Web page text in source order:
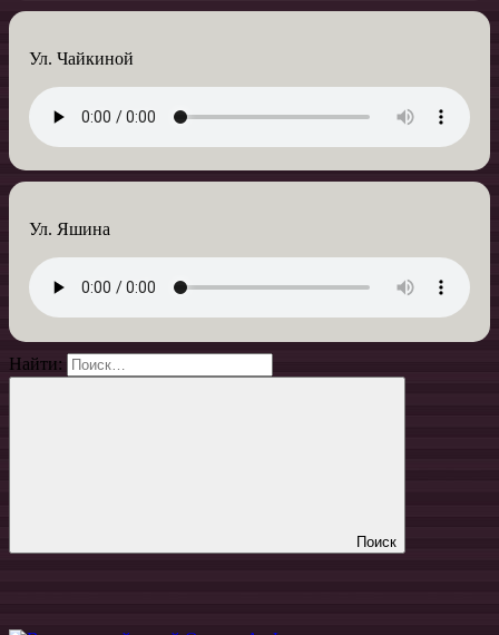
Ул. Чайкиной
Ул. Яшина
Найти:
Поиск